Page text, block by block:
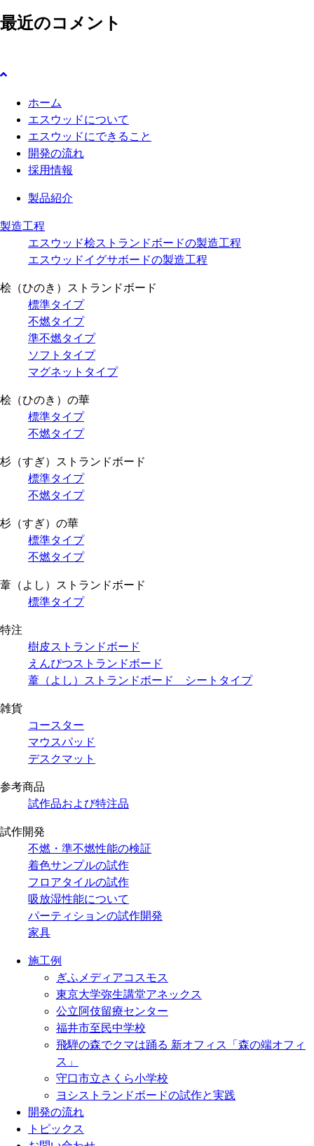
:最近のコメント
ホーム
エスウッドについて
エスウッドにできること
開発の流れ
採用情報
製品紹介
製造工程
エスウッド桧ストランドボードの製造工程
エスウッドイグサボードの製造工程
桧（ひのき）ストランドボード
標準タイプ
不燃タイプ
準不燃タイプ
ソフトタイプ
マグネットタイプ
桧（ひのき）の華
標準タイプ
不燃タイプ
杉（すぎ）ストランドボード
標準タイプ
不燃タイプ
杉（すぎ）の華
標準タイプ
不燃タイプ
葦（よし）ストランドボード
標準タイプ
特注
樹皮ストランドボード
えんぴつストランドボード
葦（よし）ストランドボード シートタイプ
雑貨
コースター
マウスパッド
デスクマット
参考商品
試作品および特注品
試作開発
不燃・準不燃性能の検証
着色サンプルの試作
フロアタイルの試作
吸放湿性能について
パーティションの試作開発
家具
施工例
ぎふメディアコスモス
東京大学弥生講堂アネックス
公立阿伎留療センター
福井市至民中学校
飛騨の森でクマは踊る 新オフィス「森の端オフィ
ス」
守口市立さくら小学校
ヨシストランドボードの試作と実践
開発の流れ
トピックス